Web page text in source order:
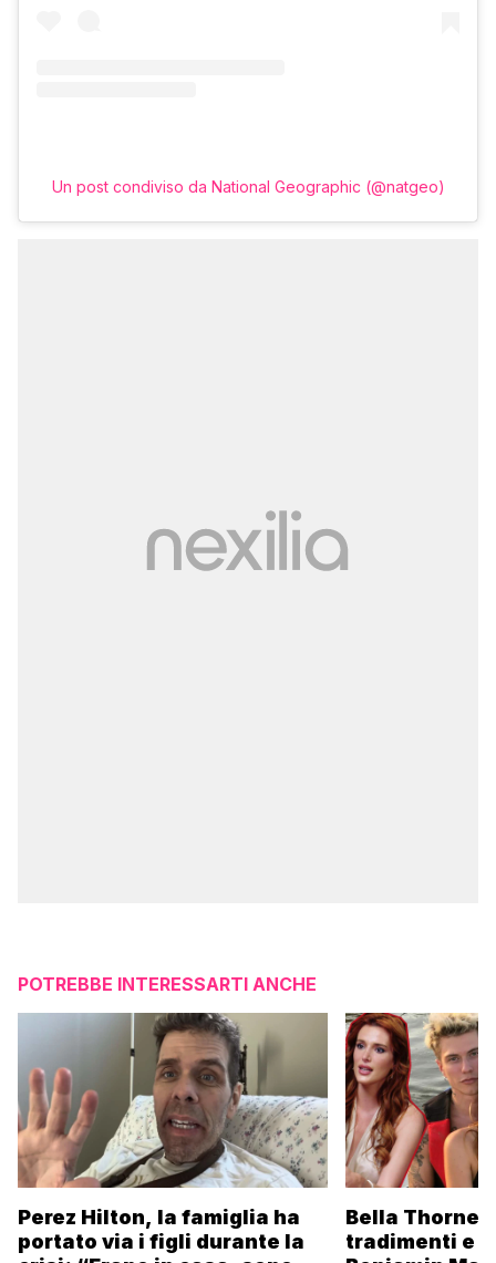
Un post condiviso da National Geographic (@natgeo)
POTREBBE INTERESSARTI ANCHE
Perez Hilton, la famiglia ha
portato via i figli durante la
Bella Thorne
tradimenti e